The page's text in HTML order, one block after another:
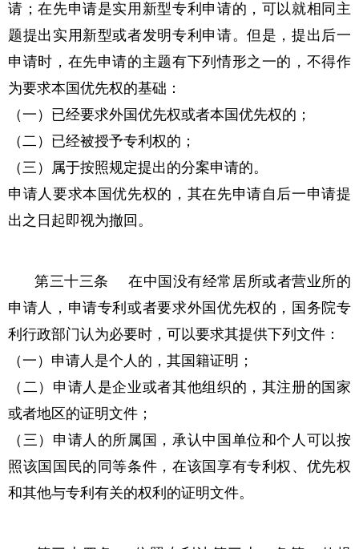
请；在先申请是实用新型专利申请的，可以就相同主
题提出实用新型或者发明专利申请。但是，提出后一
申请时，在先申请的主题有下列情形之一的，不得作
为要求本国优先权的基础：
（一）已经要求外国优先权或者本国优先权的；
（二）已经被授予专利权的；
（三）属于按照规定提出的分案申请的。
申请人要求本国优先权的，其在先申请自后一申请提
出之日起即视为撤回。
第三十三条 在中国没有经常居所或者营业所的
申请人，申请专利或者要求外国优先权的，国务院专
利行政部门认为必要时，可以要求其提供下列文件：
（一）申请人是个人的，其国籍证明；
（二）申请人是企业或者其他组织的，其注册的国家
或者地区的证明文件；
（三）申请人的所属国，承认中国单位和个人可以按
照该国国民的同等条件，在该国享有专利权、优先权
和其他与专利有关的权利的证明文件。